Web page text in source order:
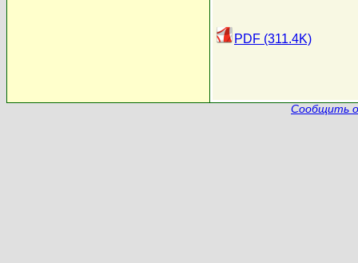
PDF (311.4K)
Сообщить о